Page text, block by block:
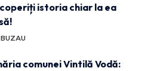
istoria chiar la ea
BUZAU
comunei Vintilă Vodă: